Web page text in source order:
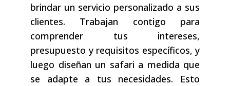
brindar un servicio personalizado a sus
clientes. Trabajan contigo para
comprender tus intereses,
presupuesto y requisitos específicos, y
luego diseñan un safari a medida que
se adapte a tus necesidades. Esto